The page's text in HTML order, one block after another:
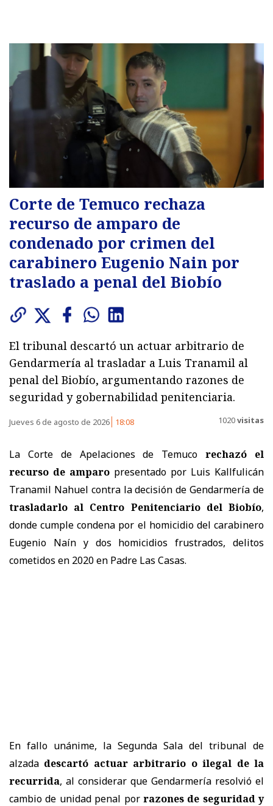
Corte de Temuco rechaza
recurso de amparo de
condenado por crimen del
carabinero Eugenio Nain por
traslado a penal del Biobío
El tribunal descartó un actuar arbitrario de
Gendarmería al trasladar a Luis Tranamil al
penal del Biobío, argumentando razones de
seguridad y gobernabilidad penitenciaria.
Jueves 6 de agosto de 2026 18:08 1020visitas
La Corte de Apelaciones de Temuco rechazó el
recurso de amparo presentado por Luis Kallfulicán
Tranamil Nahuel contra la decisión de Gendarmería de
trasladarlo al Centro Penitenciario del Biobío,
donde cumple condena por el homicidio del carabinero
Eugenio Naín y dos homicidios frustrados, delitos
cometidos en 2020 en Padre Las Casas.
En fallo unánime, la Segunda Sala del tribunal de
alzada descartó actuar arbitrario o ilegal de la
recurrida, al considerar que Gendarmería resolvió el
cambio de unidad penal por razones de seguridad y